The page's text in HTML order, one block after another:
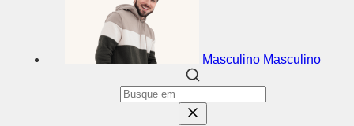
Masculino Masculino